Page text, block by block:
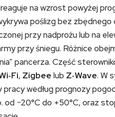
na wzrost powyżej
poślizg bez
przy nadprożu lub na
przy śniegu. Różnice
pancerza. Część
, Zigbee lub Z‑Wave. W
pracy według prognozy
od −20°C do +50°C, oraz